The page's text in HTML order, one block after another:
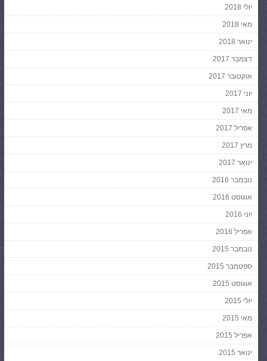
יולי 2018
מאי 2018
ינואר 2018
דצמבר 2017
אוקטובר 2017
יוני 2017
מאי 2017
אפריל 2017
מרץ 2017
ינואר 2017
נובמבר 2016
אוגוסט 2016
יוני 2016
אפריל 2016
נובמבר 2015
ספטמבר 2015
אוגוסט 2015
יולי 2015
מאי 2015
אפריל 2015
ינואר 2015